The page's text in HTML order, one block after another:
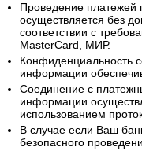
Проведение платежей
осуществляется без
соответствии с
MasterCard, МИР.
Конфиденциальность
информации
Соединение с
информации
использованием
В случае если Ваш
безопасного